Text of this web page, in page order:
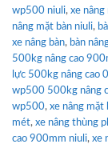
wp500 niuli, xe nâng
nâng mặt bàn niuli,
xe nâng bàn, bàn
500kg nâng cao
lực 500kg nâng cao
wp500 500kg nâng
wp500, xe nâng mặt
mét, xe nâng thùng
cao 900mm niuli, xe